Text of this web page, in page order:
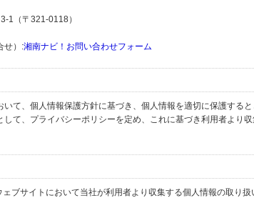
1（〒321-0118）
せ）:湘南ナビ！お問い合わせフォーム
て、個人情報保護方針に基づき、個人情報を適切に保護する
て、プライバシーポリシーを定め、これに基づき利用者より
ブサイトにおいて当社が利用者より収集する個人情報の取り扱